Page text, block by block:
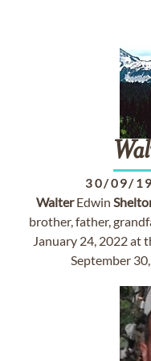
30/09/
WalterEdwin
brother, father,
January 24, 2022 at
September